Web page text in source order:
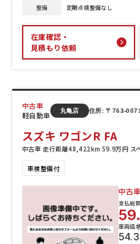
整備
定期点検整備なし
在庫確認・
見積もり依頼
中古車
軽自動車
丸亀店 住所: 〒763-
スズキ ワゴンR FA
中古車 走行距離48,422km 59.9万円 ス
車検整備付
中古車
支払総
車両価
54.3